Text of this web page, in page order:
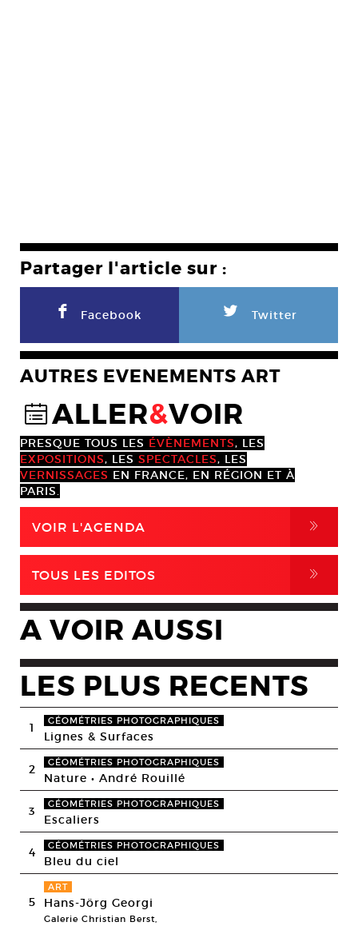
Partager l'article sur :
F Facebook L Twitter
AUTRES EVENEMENTS ART
@ALLER&VOIR
PRESQUE TOUS LES ÉVÈNEMENTS, LES
EXPOSITIONS, LES SPECTACLES, LES
VERNISSAGES EN FRANCE, EN RÉGION ET À
PARIS.
VOIR L'AGENDA ,
TOUS LES EDITOS ,
A VOIR AUSSI
LES PLUS RECENTS
1 GÉOMÉTRIES PHOTOGRAPHIQUES
Lignes & Surfaces
2 GÉOMÉTRIES PHOTOGRAPHIQUES
Nature • André Rouillé
3 GÉOMÉTRIES PHOTOGRAPHIQUES
Escaliers
4 GÉOMÉTRIES PHOTOGRAPHIQUES
Bleu du ciel
5
ART
Hans-Jörg Georgi
Galerie Christian Berst,